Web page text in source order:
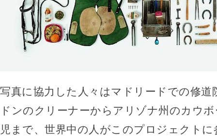
写真に協力した人々はマドリードでの修道
ドンのクリーナーからアリゾナ州のカウ
児まで、世界中の人がこのプロジェクト